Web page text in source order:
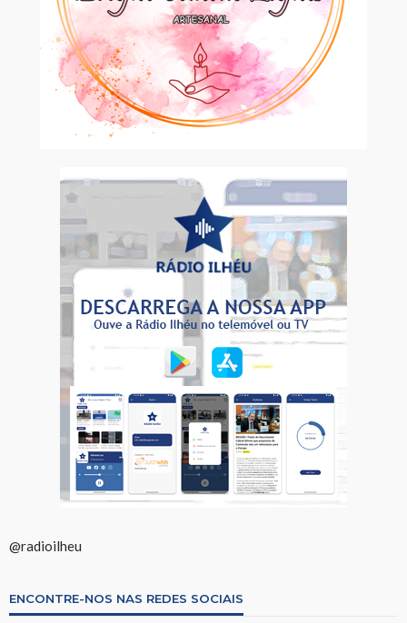
@radioilheu
ENCONTRE-NOS NAS REDES SOCIAIS